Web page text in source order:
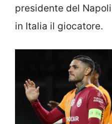
presidente del
in Italia il giocatore.